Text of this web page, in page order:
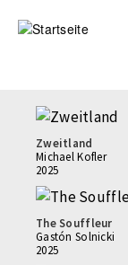
zum
Zweitland
Michael Kofler
2025
The Souffleur
Gastón Solnicki
2025